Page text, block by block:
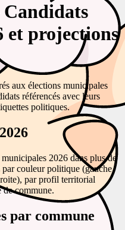
et projections
aux élections municipales
référencés avec leurs
politiques.
2026 dans plus de
couleur politique (gauche,
par profil territorial
commune.
par commune